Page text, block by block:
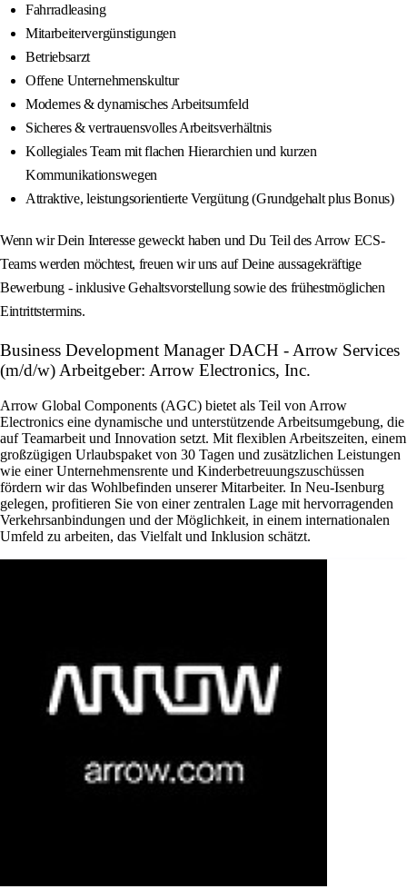
Fahrradleasing
Mitarbeitervergünstigungen
Betriebsarzt
Offene Unternehmenskultur
Modernes & dynamisches Arbeitsumfeld
Sicheres & vertrauensvolles Arbeitsverhältnis
Kollegiales Team mit flachen Hierarchien und kurzen
Kommunikationswegen
Attraktive, leistungsorientierte Vergütung (Grundgehalt plus Bonus)
Wenn wir Dein Interesse geweckt haben und Du Teil des Arrow ECS-
Teams werden möchtest, freuen wir uns auf Deine aussagekräftige
Bewerbung - inklusive Gehaltsvorstellung sowie des frühestmöglichen
Eintrittstermins.
Business Development Manager DACH - Arrow Services
(m/d/w) Arbeitgeber: Arrow Electronics, Inc.
Arrow Global Components (AGC) bietet als Teil von Arrow
Electronics eine dynamische und unterstützende Arbeitsumgebung, die
auf Teamarbeit und Innovation setzt. Mit flexiblen Arbeitszeiten, einem
großzügigen Urlaubspaket von 30 Tagen und zusätzlichen Leistungen
wie einer Unternehmensrente und Kinderbetreuungszuschüssen
fördern wir das Wohlbefinden unserer Mitarbeiter. In Neu-Isenburg
gelegen, profitieren Sie von einer zentralen Lage mit hervorragenden
Verkehrsanbindungen und der Möglichkeit, in einem internationalen
Umfeld zu arbeiten, das Vielfalt und Inklusion schätzt.